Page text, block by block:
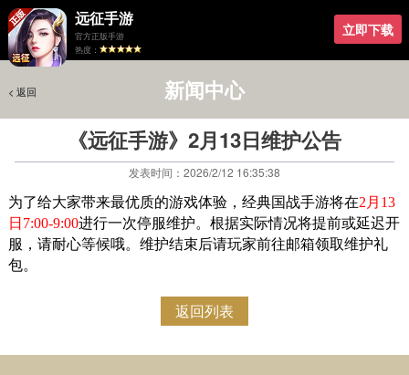
远征手游
官方正版手游
热度：
立即下载
新闻中心
< 返回
< 返回
《远征手游》2月13日维护公告
发表时间：2026/2/12 16:35:38
为了给大家带来最优质的游戏体验，经典国战手游将在2月13
日7:00-9:00进行一次停服维护。根据实际情况将提前或延迟开
服，请耐心等候哦。维护结束后请玩家前往邮箱领取维护礼
包。
返回列表